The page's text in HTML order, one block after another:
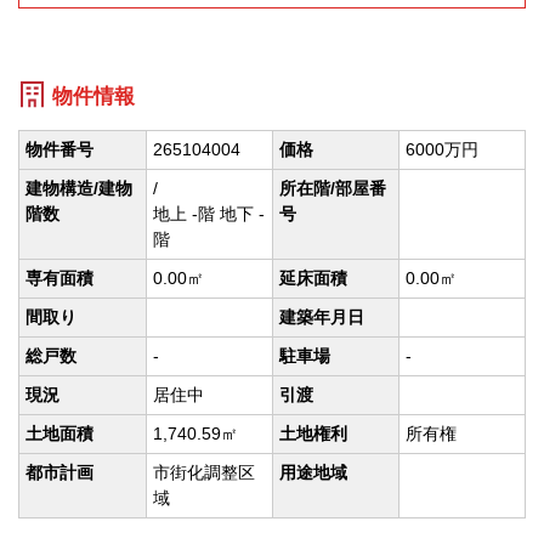
物件情報
物件番号 265104004 価格
6000万円
建物構造/建物
階数
/
地上 -階 地下 -
階
所在階/部屋番
号
専有面積 0.00㎡ 延床面積
0.00㎡
間取り
建築年月日
総戸数
- 駐車場
-
現況
居住中
引渡
土地面積
1,740.59㎡ 土地権利
所有権
都市計画
市街化調整区
域
用途地域